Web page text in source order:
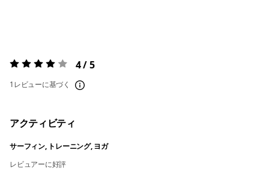
評価:4 / 5 4 / 5
1レビューに基づく
アクティビティ
サーフィン, トレーニング, ヨガ
レビュアーに好評